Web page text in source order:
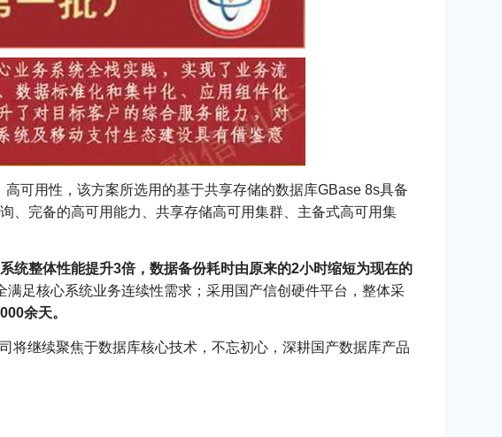
可用性，该方案所选用的基于共享存储的数据库GBase 8s具备
、完备的高可用能力、共享存储高可用集群、主备式高可用集
统整体性能提升3倍，数据备份耗时由原来的2小时缩短为现在的
足核心系统业务连续性需求；采用国产信创硬件平台，整体采
余天。
将继续聚焦于数据库核心技术，不忘初心，深耕国产数据库产品